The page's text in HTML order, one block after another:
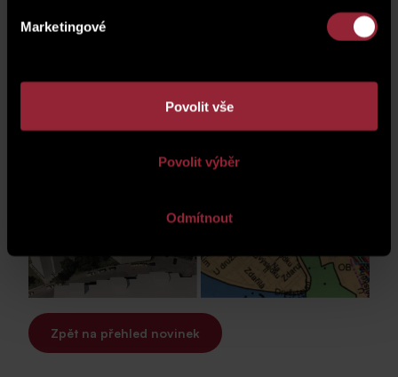
Marketingové
Povolit vše
Povolit výběr
Odmítnout
Zpět na přehled novinek